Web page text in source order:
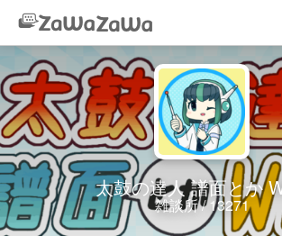
太鼓の達人 譜面とか
雑談所 / 13271